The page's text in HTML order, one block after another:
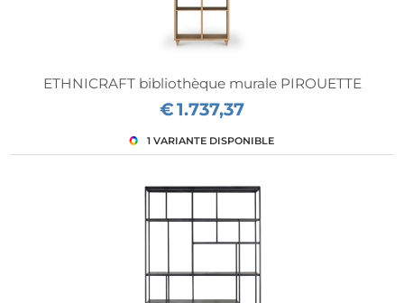
ETHNICRAFT bibliothèque murale PIROUETTE
€1.737,37